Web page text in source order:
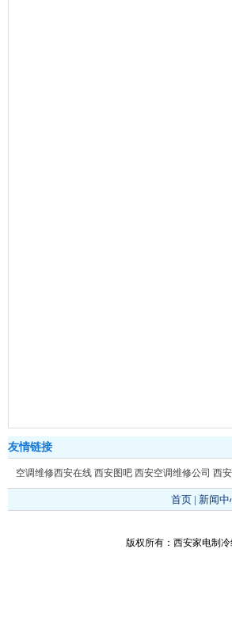
友情链接
空调维修西安在线 西安图吧 西安空调维修公司 西
首页| 新闻中
版权所有：西安家电制冷